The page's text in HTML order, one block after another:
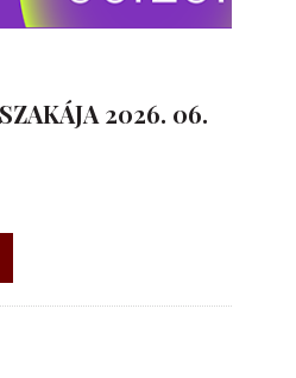
2026. 06.